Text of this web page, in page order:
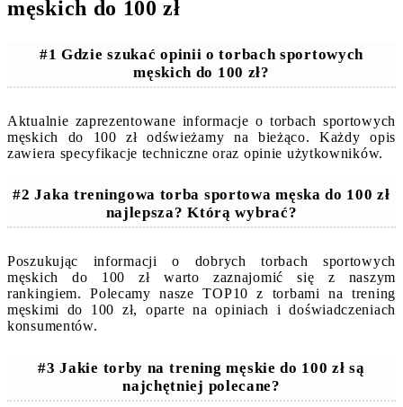
męskich do 100 zł
#1 Gdzie szukać opinii o torbach sportowych
męskich do 100 zł?
Aktualnie zaprezentowane informacje o torbach sportowych
męskich do 100 zł odświeżamy na bieżąco. Każdy opis
zawiera specyfikacje techniczne oraz opinie użytkowników.
#2 Jaka treningowa torba sportowa męska do 100 zł
najlepsza? Którą wybrać?
Poszukując informacji o dobrych torbach sportowych
męskich do 100 zł warto zaznajomić się z naszym
rankingiem. Polecamy nasze TOP10 z torbami na trening
męskimi do 100 zł, oparte na opiniach i doświadczeniach
konsumentów.
#3 Jakie torby na trening męskie do 100 zł są
najchętniej polecane?